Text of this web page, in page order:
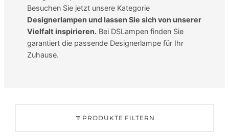
Besuchen Sie jetzt unsere Kategorie
Designerlampen und lassen Sie sich von unserer
Vielfalt inspirieren.Bei DSLampen finden Sie
garantiert die passende Designerlampe für Ihr
Zuhause.
PRODUKTE FILTERN